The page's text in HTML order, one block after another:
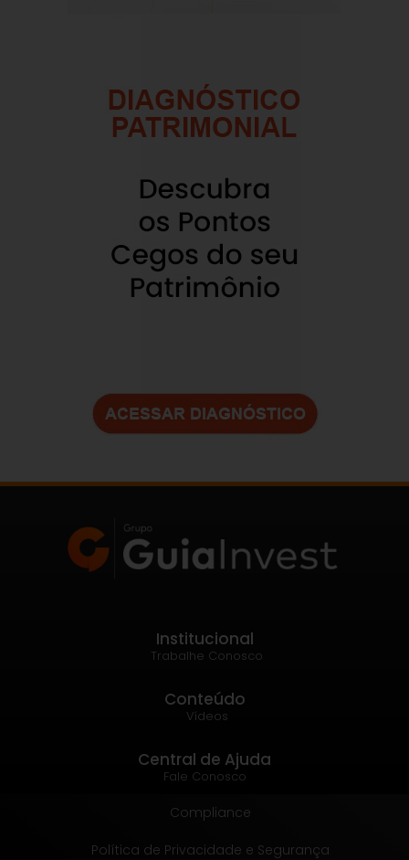
Institucional
Trabalhe Conosco
Conteúdo
Vídeos
Central de Ajuda
Fale Conosco
Compliance
Política de Privacidade e Segurança